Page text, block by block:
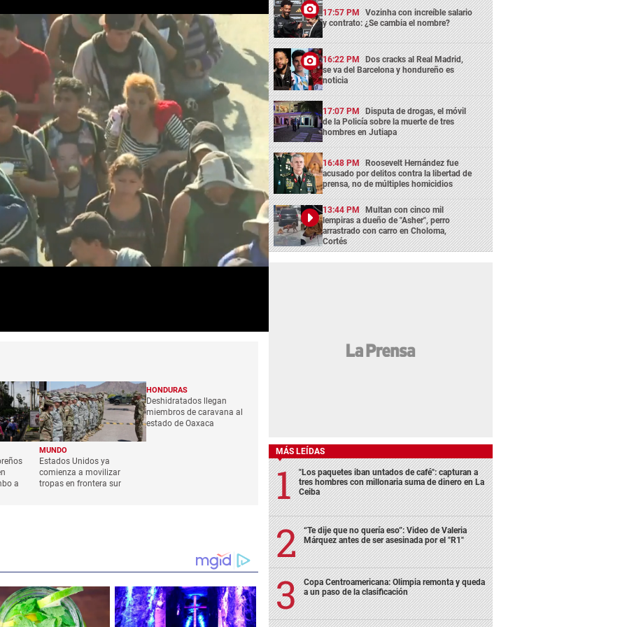
a
MUNDO
Estados Unidos ya
comienza a movilizar
tropas en frontera sur
HONDURAS
Deshidratados llegan
miembros de caravana al
estado de Oaxaca
17:57 PM Vozinha con increíble salario
y contrato: ¿Se cambia el nombre?
16:22 PM Dos cracks al Real Madrid,
se va del Barcelona y hondureño es
noticia
17:07 PM Disputa de drogas, el móvil
de la Policía sobre la muerte de tres
hombres en Jutiapa
16:48 PM Roosevelt Hernández fue
acusado por delitos contra la libertad de
prensa, no de múltiples homicidios
13:44 PM Multan con cinco mil
lempiras a dueño de "Asher", perro
arrastrado con carro en Choloma,
Cortés
MÁS LEÍDAS
"Los paquetes iban untados de café": capturan a
tres hombres con millonaria suma de dinero en La
Ceiba
“Te dije que no quería eso”: Video de Valeria
Márquez antes de ser asesinada por el "R1"
Copa Centroamericana: Olimpia remonta y queda
a un paso de la clasificación